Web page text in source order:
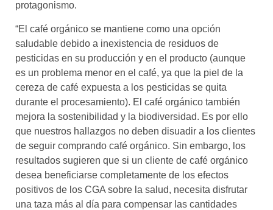
protagonismo.
“El café orgánico se mantiene como una opción
saludable debido a inexistencia de residuos de
pesticidas en su producción y en el producto (aunque
es un problema menor en el café, ya que la piel de la
cereza de café expuesta a los pesticidas se quita
durante el procesamiento). El café orgánico también
mejora la sostenibilidad y la biodiversidad. Es por ello
que nuestros hallazgos no deben disuadir a los clientes
de seguir comprando café orgánico. Sin embargo, los
resultados sugieren que si un cliente de café orgánico
desea beneficiarse completamente de los efectos
positivos de los CGA sobre la salud, necesita disfrutar
una taza más al día para compensar las cantidades